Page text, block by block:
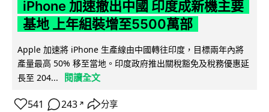
iPhone 加速撤出中國 印度成新機主要
基地 上年組裝增至5500萬部
Apple 加速將 iPhone 生產線由中國轉往印度，目標兩年內將
產量最高 50% 移至當地。印度政府推出關稅豁免及稅務優惠延
長至 204...
閱讀全文
541 243 ↗ 分享